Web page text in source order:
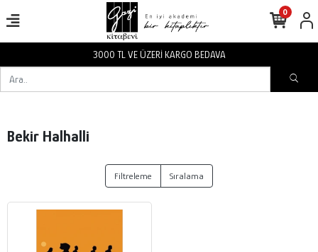
3000 TL VE ÜZERİ KARGO BEDAVA
0
Bekir Halhalli
Filtreleme Sıralama